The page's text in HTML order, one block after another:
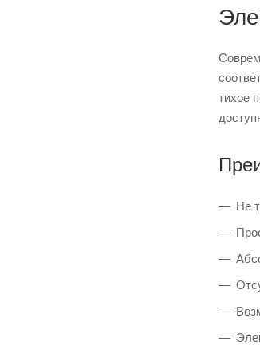
тихое
Не